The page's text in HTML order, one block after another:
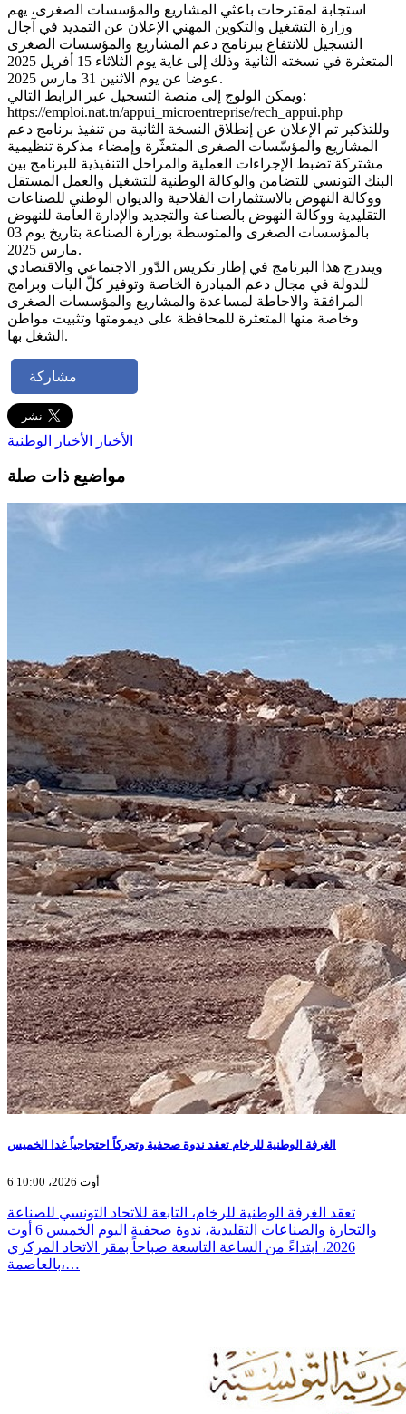
استجابة لمقترحات باعثي المشاريع والمؤسسات الصغرى، يهم
وزارة التشغيل والتكوين المهني الإعلان عن التمديد في آجال
التسجيل للانتفاع ببرنامج دعم المشاريع والمؤسسات الصغرى
المتعثرة في نسخته الثانية وذلك إلى غاية يوم الثلاثاء 15 أفريل 2025
عوضا عن يوم الاثنين 31 مارس 2025.
ويمكن الولوج إلى منصة التسجيل عبر الرابط التالي:
https://emploi.nat.tn/appui_microentreprise/rech_appui.php
وللتذكير تم الإعلان عن إنطلاق النسخة الثانية من تنفيذ برنامج دعم
المشاريع والمؤسّسات الصغرى المتعثّرة وإمضاء مذكرة تنظيمية
مشتركة تضبط الإجراءات العملية والمراحل التنفيذية للبرنامج بين
البنك التونسي للتضامن والوكالة الوطنية للتشغيل والعمل المستقل
ووكالة النهوض بالاستثمارات الفلاحية والديوان الوطني للصناعات
التقليدية ووكالة النهوض بالصناعة والتجديد والإدارة العامة للنهوض
بالمؤسسات الصغرى والمتوسطة بوزارة الصناعة بتاريخ يوم 03
مارس 2025.
ويندرج هذا البرنامج في إطار تكريس الدّور الاجتماعي والاقتصادي
للدولة في مجال دعم المبادرة الخاصة وتوفير كلّ اليات وبرامج
المرافقة والاحاطة لمساعدة والمشاريع والمؤسسات الصغرى
وخاصة منها المتعثرة للمحافظة على ديمومتها وتثبيت مواطن
الشغل بها.
مشاركة
الأخبار الأخبار الوطنية
مواضيع ذات صلة
الغرفة الوطنية للرخام تعقد ندوة صحفية وتحركاً احتجاجياً غدا الخميس
6 أوت 2026، 10:00
تعقد الغرفة الوطنية للرخام، التابعة للاتحاد التونسي للصناعة
والتجارة والصناعات التقليدية، ندوة صحفية اليوم الخميس 6 أوت
2026، ابتداءً من الساعة التاسعة صباحاً بمقر الاتحاد المركزي
بالعاصمة،…